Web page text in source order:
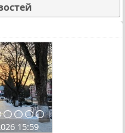
15:59